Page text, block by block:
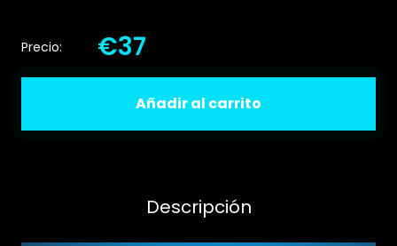
Precio: €37
Añadir al carrito
Descripción